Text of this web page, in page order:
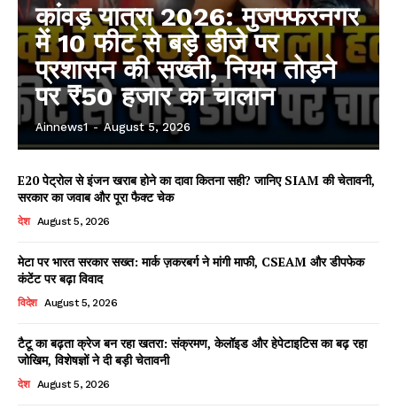
Facebook
X WhatsApp
Share
कांवड़ यात्रा 2026: मुजफ्फरनगर
में 10 फीट से बड़े डीजे पर
प्रशासन की सख्ती, नियम तोड़ने
पर ₹50 हजार का चालान
Ainnews1 - August 5, 2026
E20 पेट्रोल से इंजन खराब होने का दावा कितना सही? जानिए SIAM की चेतावनी,
सरकार का जवाब और पूरा फैक्ट चेक
देश August 5, 2026
मेटा पर भारत सरकार सख्त: मार्क ज़करबर्ग ने मांगी माफी, CSEAM और डीपफेक
कंटेंट पर बढ़ा विवाद
विदेश August 5, 2026
टैटू का बढ़ता क्रेज बन रहा खतरा: संक्रमण, केलॉइड और हेपेटाइटिस का बढ़ रहा
जोखिम, विशेषज्ञों ने दी बड़ी चेतावनी
देश August 5, 2026